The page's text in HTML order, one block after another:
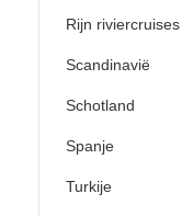
Rijn riviercruises
Scandinavië
Schotland
Spanje
Turkije